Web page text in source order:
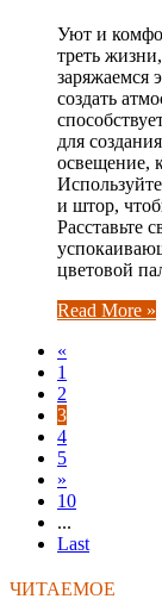
Уют и
треть
заряжаемся
создать
для
освещение,
и штор,
Расставьте
цветовой
Read More »
«
1
2
3
4
5
»
10
...
Last
ЧИТАЕМОЕ